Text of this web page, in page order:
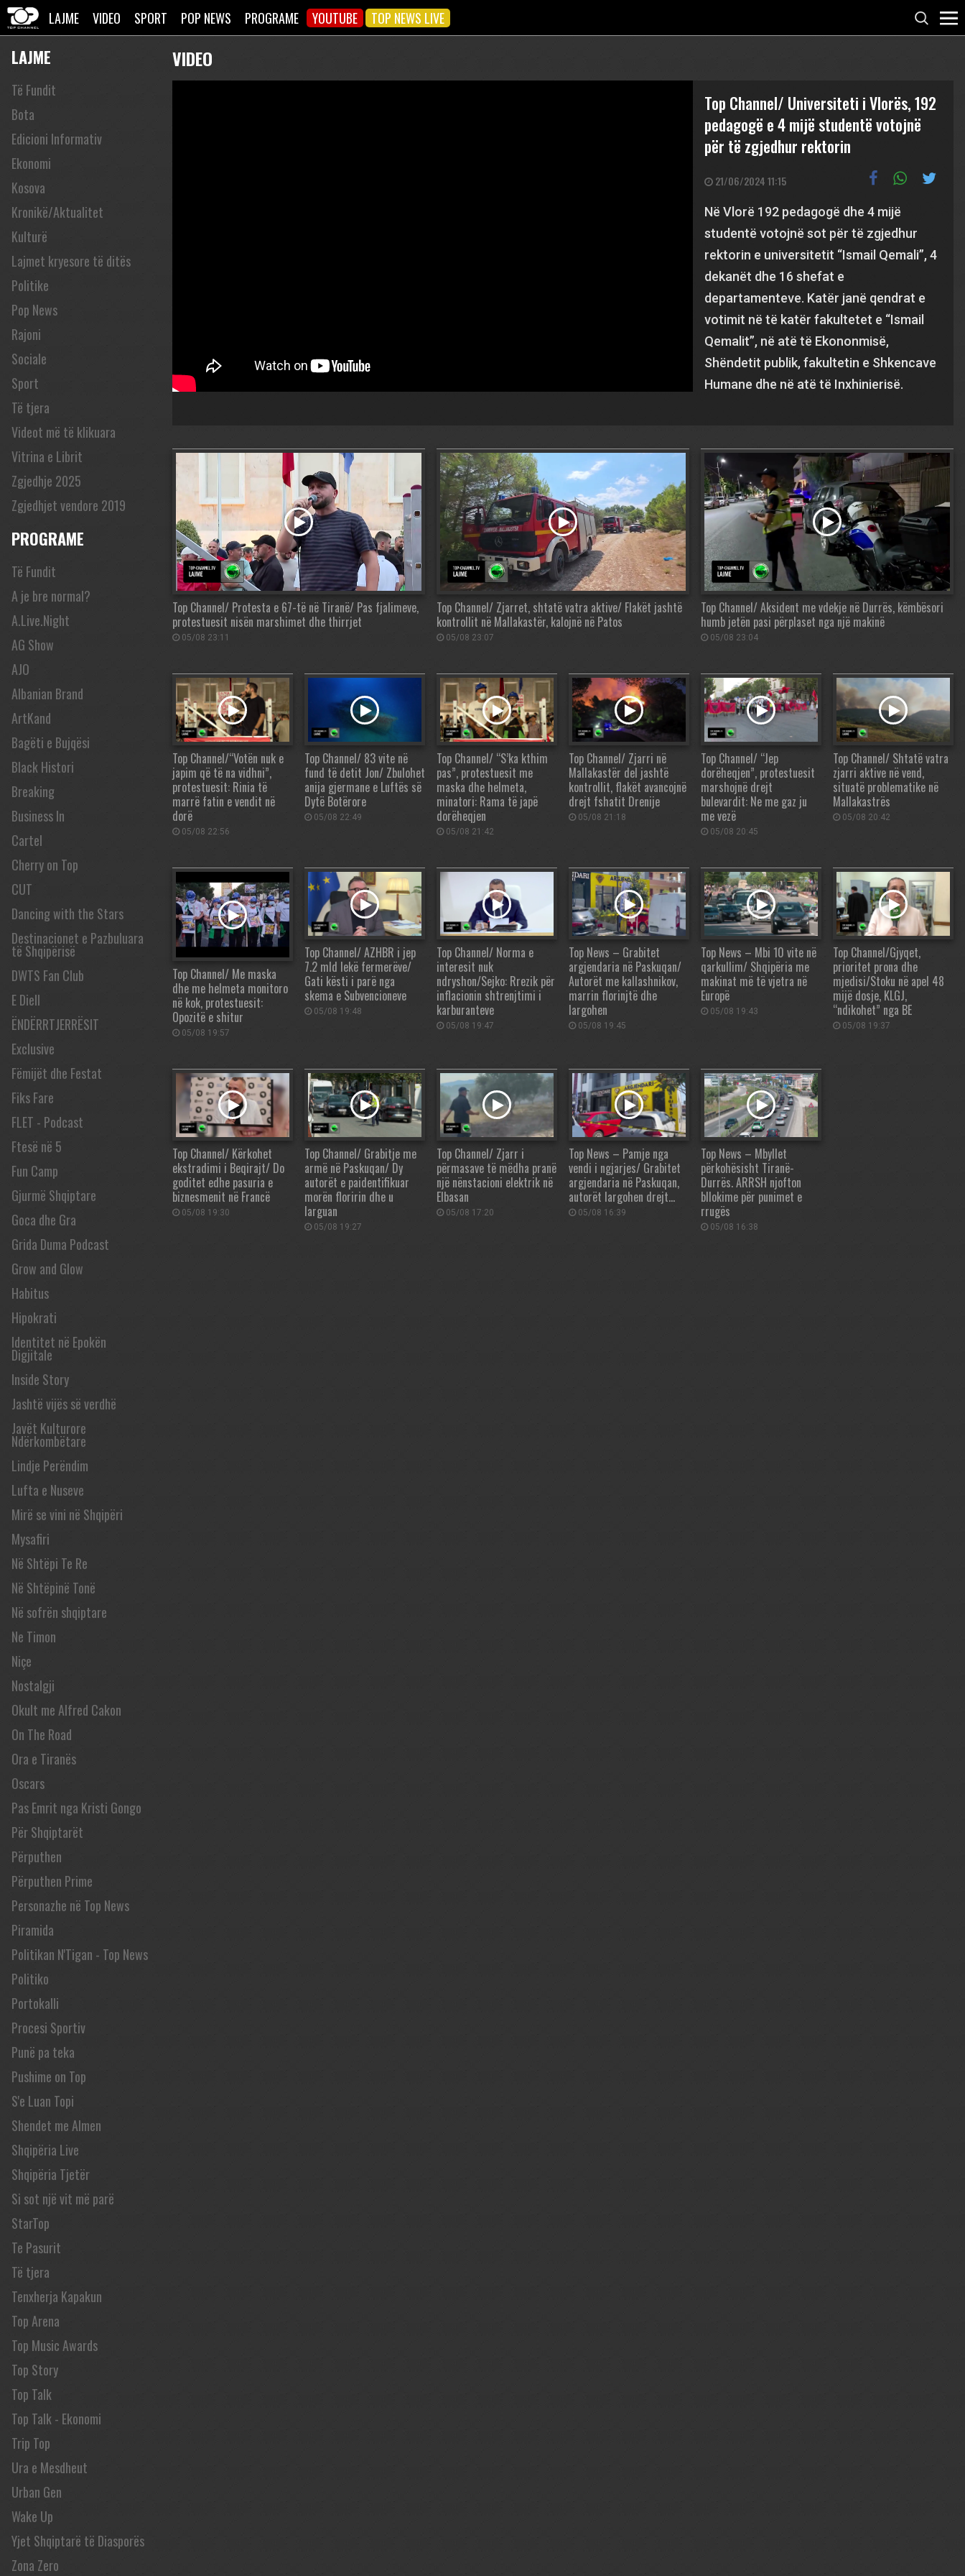
LAJME VIDEO SPORT POP NEWS PROGRAME YOUTUBE TOP NEWS LIVE
LAJME
Të Fundit
Bota
Edicioni Informativ
Ekonomi
Kosova
Kronikë/Aktualitet
Kulturë
Lajmet kryesore të ditës
Politike
Pop News
Rajoni
Sociale
Sport
Të tjera
Videot më të klikuara
Vitrina e Librit
Zgjedhje 2025
Zgjedhjet vendore 2019
PROGRAME
Të Fundit
A je bre normal?
A.Live.Night
AG Show
AJO
Albanian Brand
ArtKand
Bagëti e Bujqësi
Black Histori
Breaking
Business In
Cartel
Cherry on Top
CUT
Dancing with the Stars
Destinacionet e Pazbuluara
të Shqipërisë
DWTS Fan Club
E Diell
ËNDËRRTJERRËSIT
Exclusive
Fëmijët dhe Festat
Fiks Fare
FLET - Podcast
Ftesë në 5
Fun Camp
Gjurmë Shqiptare
Goca dhe Gra
Grida Duma Podcast
Grow and Glow
Habitus
Hipokrati
Identitet në Epokën
Digjitale
Inside Story
Jashtë vijës së verdhë
Javët Kulturore
Ndërkombëtare
Lindje Perëndim
Lufta e Nuseve
Mirë se vini në Shqipëri
Mysafiri
Në Shtëpi Te Re
Në Shtëpinë Tonë
Në sofrën shqiptare
Ne Timon
Niçe
Nostalgji
Okult me Alfred Cakon
On The Road
Ora e Tiranës
Oscars
Pas Emrit nga Kristi Gongo
Për Shqiptarët
Përputhen
Përputhen Prime
Personazhe në Top News
Piramida
Politikan N'Tigan - Top News
Politiko
Portokalli
Procesi Sportiv
Punë pa teka
Pushime on Top
S'e Luan Topi
Shendet me Almen
Shqipëria Live
Shqipëria Tjetër
Si sot një vit më parë
StarTop
Te Pasurit
Të tjera
Tenxherja Kapakun
Top Arena
Top Music Awards
Top Story
Top Talk
Top Talk - Ekonomi
Trip Top
Ura e Mesdheut
Urban Gen
Wake Up
Yjet Shqiptarë të Diasporës
Zona Zero
VIDEO
Top Channel/ Universiteti i Vlorës, 192
pedagogë e 4 mijë studentë votojnë
për të zgjedhur rektorin
21/06/2024 11:15
Në Vlorë 192 pedagogë dhe 4 mijë
studentë votojnë sot për të zgjedhur
rektorin e universitetit “Ismail Qemali”, 4
dekanët dhe 16 shefat e
departamenteve. Katër janë qendrat e
votimit në të katër fakultetet e “Ismail
Qemalit”, në atë të Ekononmisë,
Shëndetit publik, fakultetin e Shkencave
Humane dhe në atë të Inxhinierisë.
Top Channel/ Protesta e 67-të në Tiranë/ Pas fjalimeve,
protestuesit nisën marshimet dhe thirrjet
05/08 23:11
Top Channel/ Zjarret, shtatë vatra aktive/ Flakët jashtë
kontrollit në Mallakastër, kalojnë në Patos
05/08 23:07
Top Channel/ Aksident me vdekje në Durrës, këmbësori
humb jetën pasi përplaset nga një makinë
05/08 23:04
Top Channel/“Votën nuk e
japim që të na vidhni”,
protestuesit: Rinia të
marrë fatin e vendit në
dorë
05/08 22:56
Top Channel/ 83 vite në
fund të detit Jon/ Zbulohet
anija gjermane e Luftës së
Dytë Botërore
05/08 22:49
Top Channel/ “S’ka kthim
pas”, protestuesit me
maska dhe helmeta,
minatori: Rama të japë
dorëheqjen
05/08 21:42
Top Channel/ Zjarri në
Mallakastër del jashtë
kontrollit, flakët avancojnë
drejt fshatit Drenije
05/08 21:18
Top Channel/ “Jep
dorëheqjen”, protestuesit
marshojnë drejt
bulevardit: Ne me gaz ju
me vezë
05/08 20:45
Top Channel/ Shtatë vatra
zjarri aktive në vend,
situatë problematike në
Mallakastrës
05/08 20:42
Top Channel/ Me maska
dhe me helmeta monitoro
në kok, protestuesit:
Opozitë e shitur
05/08 19:57
Top Channel/ AZHBR i jep
7.2 mld lekë fermerëve/
Gati kësti i parë nga
skema e Subvencioneve
05/08 19:48
Top Channel/ Norma e
interesit nuk
ndryshon/Sejko: Rrezik për
inflacionin shtrenjtimi i
karburanteve
05/08 19:47
Top News – Grabitet
argjendaria në Paskuqan/
Autorët me kallashnikov,
marrin florinjtë dhe
largohen
05/08 19:45
Top News – Mbi 10 vite në
qarkullim/ Shqipëria me
makinat më të vjetra në
Europë
05/08 19:43
Top Channel/Gjyqet,
prioritet prona dhe
mjedisi/Stoku në apel 48
mijë dosje, KLGJ,
“ndikohet” nga BE
05/08 19:37
Top Channel/ Kërkohet
ekstradimi i Beqirajt/ Do
goditet edhe pasuria e
biznesmenit në Francë
05/08 19:30
Top Channel/ Grabitje me
armë në Paskuqan/ Dy
autorët e paidentifikuar
morën floririn dhe u
larguan
05/08 19:27
Top Channel/ Zjarr i
përmasave të mëdha pranë
një nënstacioni elektrik në
Elbasan
05/08 17:20
Top News – Pamje nga
vendi i ngjarjes/ Grabitet
argjendaria në Paskuqan,
autorët largohen drejt…
05/08 16:39
Top News – Mbyllet
përkohësisht Tiranë-
Durrës. ARRSH njofton
bllokime për punimet e
rrugës
05/08 16:38